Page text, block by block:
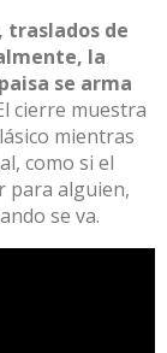
traslados de
la
se arma
cierre muestra
mientras
como si el
para alguien,
se va.